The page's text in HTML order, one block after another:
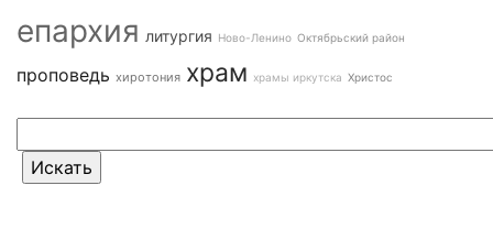
епархия литургия Ново-Ленино Октябрьский район
проповедь хиротония храм храмы иркутска Христос